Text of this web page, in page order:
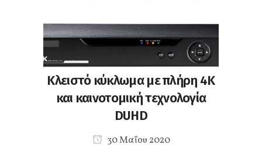
Κλειστό κύκλωμα με πλήρη 4Κ
και καινοτομική τεχνολογία
DUHD
30 Μαΐου 2020